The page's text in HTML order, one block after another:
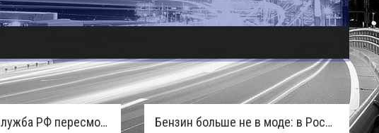
Таможенная служба РФ пересмотрела правила ввоза машин из ЕАЭС и начисляет пени покупателям Бензин больше не в моде: в России зафиксирован взрывной отказ от двигателей внутреннего сгорания